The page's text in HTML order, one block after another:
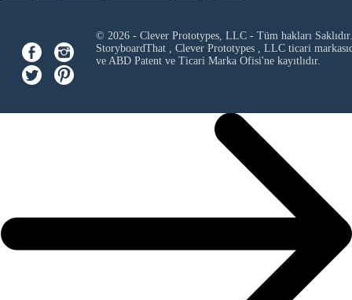
© 2026 - Clever Prototypes, LLC - Tüm hakları Saklıdır.
StoryboardThat , Clever Prototypes , LLCticari
ve ABD Patent ve Ticari Marka Ofisi'ne kayıtlıdır.